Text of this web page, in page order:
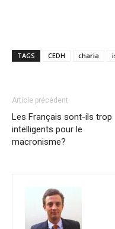
TAGS CEDH charia
Article précédent
Les Français sont-ils trop
intelligents pour le
macronisme?